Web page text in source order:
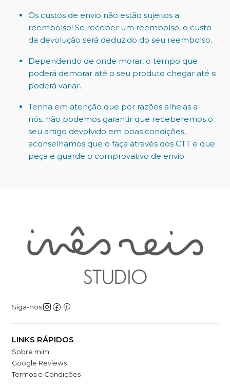
Os custos de envio não estão sujeitos a
reembolso! Se receber um reembolso, o custo
da devolução será deduzido do seu reembolso.
Dependendo de onde morar, o tempo que
poderá demorar até o seu produto chegar até si
poderá variar.
Tenha em atenção que por razões alheias a
nós, não podemos garantir que receberemos o
seu artigo devolvido em boas condições,
aconselhamos que o faça através dos CTT e que
peça e guarde o comprovativo de envio.
Siga-nos
LINKS RÁPIDOS
Sobre mim
Google Reviews
Termos e Condições